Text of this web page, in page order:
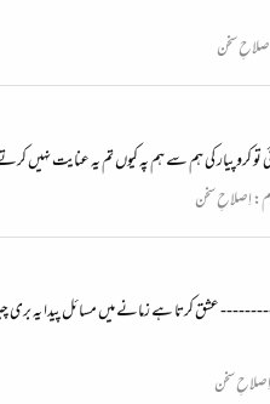
سخن
کرو پیار کی ہم سے ہم پہ کیوں تم یہ عنایت
اِصلاحِ سخن
عشق کرتا ہے زمانے میں مسائل پیدا یہ
اِصلاحِ سخن